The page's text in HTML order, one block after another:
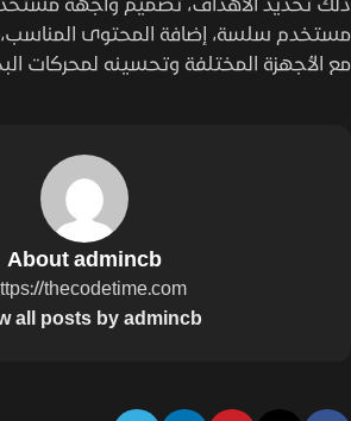
مستخدم سلسة، إضافة المحتوى
مع الأجهزة المختلفة وتحسينه لمحركات
About admincb
thecodetime.com/
all posts by admincb